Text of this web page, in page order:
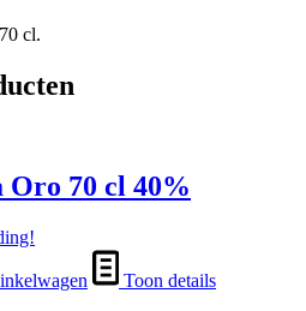
cl.
70 cl 40%
Toon details